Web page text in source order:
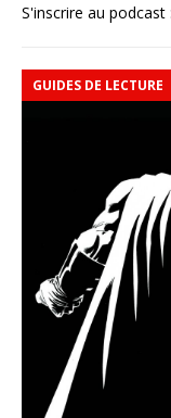
S'inscrire au podcast :
GUIDES DE LECTURE